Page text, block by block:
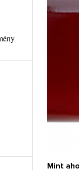
Mint